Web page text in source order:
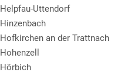
Helpfau-Uttendorf
Hinzenbach
Hofkirchen an der Trattnach
Hohenzell
Hörbich